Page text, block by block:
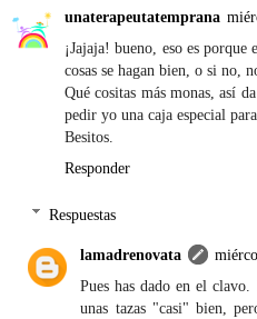
unaterapeutatemprana
¡Jajaja! bueno, eso es
cosas se hagan bien, o si no,
Qué cositas más monas, así
pedir yo una caja especial
Besitos.
Responder
Respuestas
lamadrenovata
Pues has dado en el
unas tazas "casi" bien,